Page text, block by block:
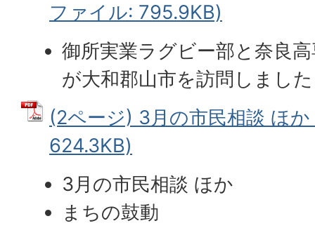
ファイル: 795.9KB)
御所実業ラグビー部と奈良
が大和郡山市を訪問しました
(2ページ) 3月の市民相談 ほ
624.3KB)
3月の市民相談 ほか
まちの鼓動